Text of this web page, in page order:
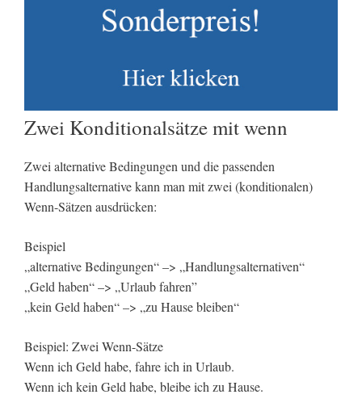
Zwei Konditionalsätze mit wenn
Zwei alternative Bedingungen und die passenden
Handlungsalternative kann man mit zwei (konditionalen)
Wenn-Sätzen ausdrücken:
Beispiel
„alternative Bedingungen“ –> „Handlungsalternativen“
„Geld haben“ –> „Urlaub fahren”
„kein Geld haben“ –> „zu Hause bleiben“
Beispiel: Zwei Wenn-Sätze
Wenn ich Geld habe, fahre ich in Urlaub.
Wenn ich kein Geld habe, bleibe ich zu Hause.